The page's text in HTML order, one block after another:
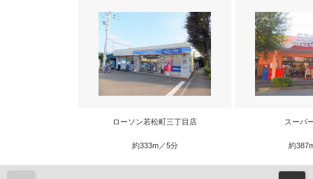
ローソン若松町三丁目店
約333m／5分
スーパ
約